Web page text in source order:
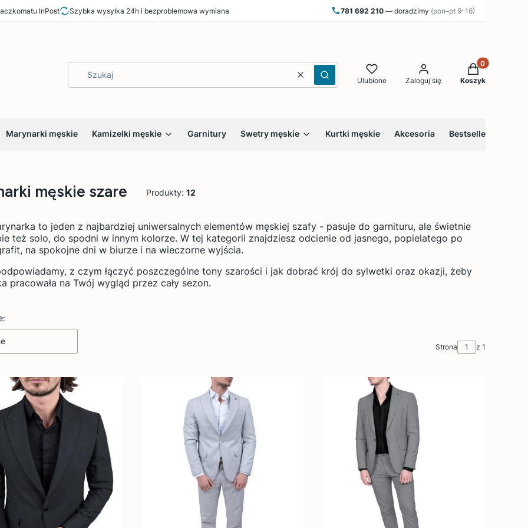
InPost Szybka wysyłka 24h i bezproblemowa wymiana 781 692 210 — doradzimy (pon–pt 9–16)
WyczyśćSzukaj Ulubione Zaloguj się
Produkty w
Koszyk
Marynarki męskie Kamizelki męskie Garnitury Swetry męskie Kurtki męskie Akcesoria Bestsellery
męskie szare Produkty: 12
to jeden z najbardziej uniwersalnych elementów męskiej szafy - pasuje do garnituru, ale świetnie
też solo, do spodni w innym kolorze. W tej kategorii znajdziesz odcienie od jasnego, popielatego po
na spokojne dni w biurze i na wieczorne wyjścia.
z czym łączyć poszczególne tony szarości i jak dobrać krój do sylwetki oraz okazji, żeby
pracowała na Twój wygląd przez cały sezon.
Strona z 1